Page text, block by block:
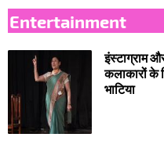
Entertainment
इंस्टाग्राम
कलाकारों के
भाटिया